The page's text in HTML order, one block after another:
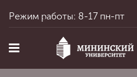
Режим работы: 8-17 пн-пт